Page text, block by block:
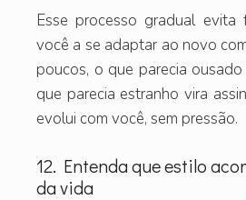
Esse processo gradual evita
você a se adaptar ao novo
poucos, o que parecia
que parecia estranho vira
evolui com você, sem pressão.
12. Entenda que estilo
da vida